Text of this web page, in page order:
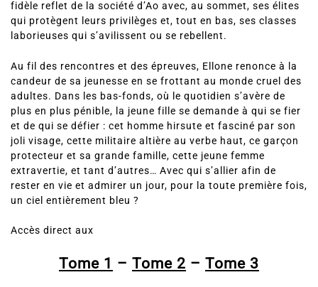
fidèle reflet de la société d’Ao avec, au sommet, ses élites
qui protègent leurs privilèges et, tout en bas, ses classes
laborieuses qui s’avilissent ou se rebellent.
Au fil des rencontres et des épreuves, Ellone renonce à la
candeur de sa jeunesse en se frottant au monde cruel des
adultes. Dans les bas-fonds, où le quotidien s’avère de
plus en plus pénible, la jeune fille se demande à qui se fier
et de qui se défier : cet homme hirsute et fasciné par son
joli visage, cette militaire altière au verbe haut, ce garçon
protecteur et sa grande famille, cette jeune femme
extravertie, et tant d’autres… Avec qui s’allier afin de
rester en vie et admirer un jour, pour la toute première fois,
un ciel entièrement bleu ?
Accès direct aux
Tome 1 – Tome 2 – Tome 3